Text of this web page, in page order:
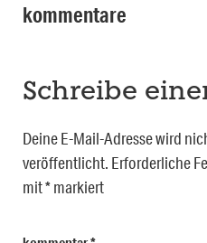
kommentare
Schreibe
Deine E-Mail-Adresse wird
veröffentlicht. Erforderliche
mit*markiert